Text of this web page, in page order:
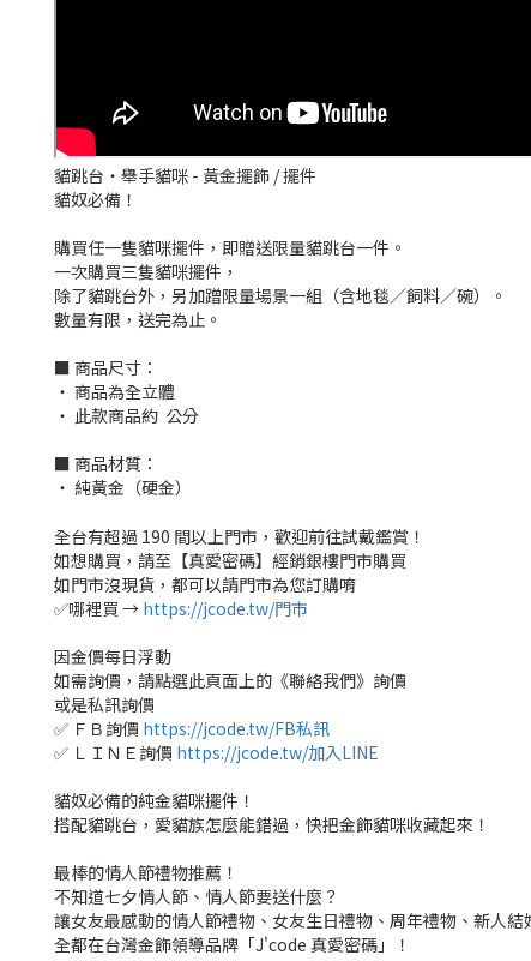
貓跳台・舉手貓咪 - 黃金擺飾 / 擺件
貓奴必備！
購買任一隻貓咪擺件，即贈送限量貓跳台一件。
一次購買三隻貓咪擺件，
除了貓跳台外，另加蹭限量場景一組（含地毯／飼料／碗）。
數量有限，送完為止。
■ 商品尺寸：
‧ 商品為全立體
‧ 此款商品約 公分
■ 商品材質：
‧ 純黃金（硬金）
全台有超過 190 間以上門市，歡迎前往試戴鑑賞！
如想購買，請至【真愛密碼】經銷銀樓門市購買
如門市沒現貨，都可以請門市為您訂購唷
✅哪裡買 → https://jcode.tw/門市
因金價每日浮動
如需詢價，請點選此頁面上的《聯絡我們》詢價
或是私訊詢價
✅ ＦＢ詢價 https://jcode.tw/FB私訊
✅ ＬＩＮＥ詢價 https://jcode.tw/加入LINE
貓奴必備的純金貓咪擺件！
搭配貓跳台，愛貓族怎麼能錯過，快把金飾貓咪收藏起來！
最棒的情人節禮物推薦！
不知道七夕情人節、情人節要送什麼？
讓女友最感動的情人節禮物、女友生日禮物、周年禮物、新人
全都在台灣金飾領導品牌「J'code 真愛密碼」！